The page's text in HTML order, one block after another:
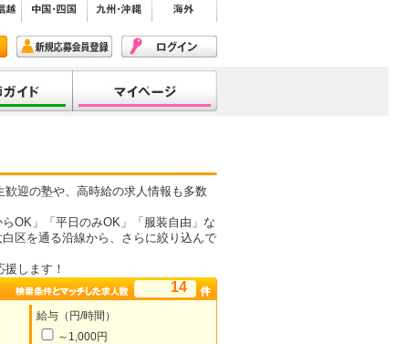
迎の塾や、高時給の求人情報も多数
OK」「平日のみOK」「服装自由」な
区を通る沿線から、さらに絞り込んで
します！
14
給与（円/時間）
～1,000円